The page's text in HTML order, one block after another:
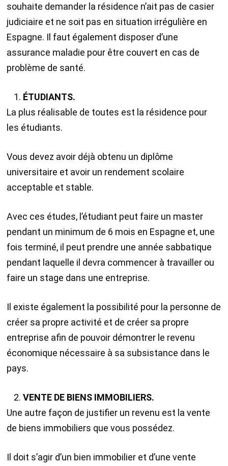
souhaite demander la résidence n’ait pas de casier
judiciaire et ne soit pas en situation irrégulière en
Espagne. Il faut également disposer d’une
assurance maladie pour être couvert en cas de
problème de santé.
ÉTUDIANTS.
La plus réalisable de toutes est la résidence pour
les étudiants.
Vous devez avoir déjà obtenu un diplôme
universitaire et avoir un rendement scolaire
acceptable et stable.
Avec ces études, l’étudiant peut faire un master
pendant un minimum de 6 mois en Espagne et, une
fois terminé, il peut prendre une année sabbatique
pendant laquelle il devra commencer à travailler ou
faire un stage dans une entreprise.
Il existe également la possibilité pour la personne de
créer sa propre activité et de créer sa propre
entreprise afin de pouvoir démontrer le revenu
économique nécessaire à sa subsistance dans le
pays.
VENTE DE BIENS IMMOBILIERS.
Une autre façon de justifier un revenu est la vente
de biens immobiliers que vous possédez.
Il doit s’agir d’un bien immobilier et d’une vente